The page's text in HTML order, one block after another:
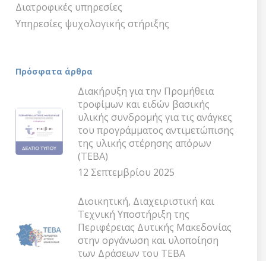
Διατροφικές υπηρεσίες
Υπηρεσίες ψυχολογικής στήριξης
Πρόσφατα άρθρα
Διακήρυξη για την Προμήθεια
τροφίμων και ειδών βασικής
υλικής συνδρομής για τις ανάγκες
του προγράμματος αντιμετώπισης
της υλικής στέρησης απόρων
(ΤΕΒΑ)
12 Σεπτεμβρίου 2025
Διοικητική, Διαχειριστική και
Τεχνική Υποστήριξη της
Περιφέρειας Δυτικής Μακεδονίας
στην οργάνωση και υλοποίηση
των Δράσεων του ΤΕΒΑ